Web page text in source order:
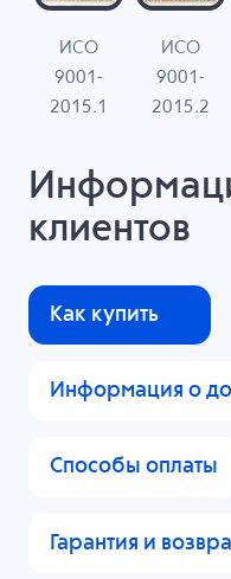
ИСО
9001-
2015.1
ИСО
9001-
2015.2
клиентов
Как купить
Информация о
Способы оплаты
Гарантия и